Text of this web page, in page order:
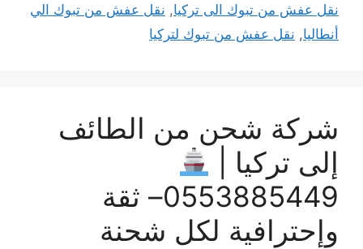
نقل عفش من تبوك الى تركيا, نقل عفش من تبوك الي
أنطاليا, نقل عفش من تبوك لتركيا
شركة شحن من الطائف
إلى تركيا |
0553885449– ثقة
وإحترافية لكل شحنة